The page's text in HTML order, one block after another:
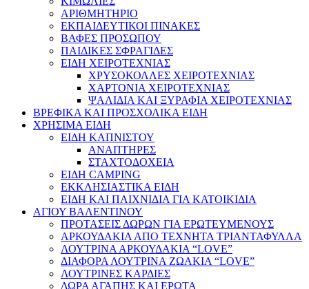
ΑΡΙΘΜΗΤΗΡΙΟ
ΕΚΠΑΙΔΕΥΤΙΚΟΙ ΠΙΝΑΚΕΣ
ΒΑΦΕΣ ΠΡΟΣΩΠΟΥ
ΠΑΙΔΙΚΕΣ ΣΦΡΑΓΙΔΕΣ
ΕΙΔΗ ΧΕΙΡΟΤΕΧΝΙΑΣ
ΧΡΥΣΟΚΟΛΛΕΣ ΧΕΙΡΟΤΕΧΝΙΑΣ
ΧΑΡΤΟΝΙΑ ΧΕΙΡΟΤΕΧΝΙΑΣ
ΨΑΛΙΔΙΑ ΚΑΙ ΞΥΡΑΦΙΑ ΧΕΙΡΟΤΕΧΝΙΑΣ
ΒΡΕΦΙΚΑ ΚΑΙ ΠΡΟΣΧΟΛΙΚΑ ΕΙΔΗ
ΧΡΗΣΙΜΑ ΕΙΔΗ
ΕΙΔΗ ΚΑΠΝΙΣΤΟΥ
ΑΝΑΠΤΗΡΕΣ
ΣΤΑΧΤΟΔΟΧΕΙΑ
ΕΙΔΗ CAMPING
ΕΚΚΛΗΣΙΑΣΤΙΚΑ ΕΙΔΗ
ΕΙΔΗ ΚΑΙ ΠΑΙΧΝΙΔΙΑ ΓΙΑ ΚΑΤΟΙΚΙΔΙΑ
ΑΓΙΟΥ ΒΑΛΕΝΤΙΝΟΥ
ΠΡΟΤΑΣΕΙΣ ΔΩΡΩΝ ΓΙΑ ΕΡΩΤΕΥΜΕΝΟΥΣ
ΑΡΚΟΥΔΑΚΙΑ ΑΠΟ ΤΕΧΝΗΤΑ ΤΡΙΑΝΤΑΦΥΛΛΑ
ΛΟΥΤΡΙΝΑ ΑΡΚΟΥΔΑΚΙΑ “LOVE”
ΔΙΑΦΟΡΑ ΛΟΥΤΡΙΝΑ ΖΩΑΚΙΑ “LOVE”
ΛΟΥΤΡΙΝΕΣ ΚΑΡΔΙΕΣ
ΔΩΡΑ ΑΓΑΠΗΣ ΚΑΙ ΕΡΩΤΑ